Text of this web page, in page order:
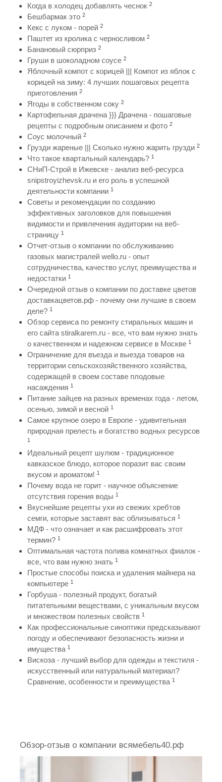
Когда в холодец добавлять чеснок 2
Бешбармак это 2
Кекс с луком - порей 2
Паштет из кролика с черносливом 2
Банановый сюрприз 2
Груши в шоколадном соусе 2
Яблочный компот с корицей ||| Компот из яблок с
корицей на зиму: 4 лучших пошаговых рецепта
приготовления 2
Ягоды в собственном соку 2
Картофельная драчена }}} Драчена - пошаговые
рецепты с подробным описанием и фото 2
Соус молочный 2
Грузди жареные ||| Сколько нужно жарить грузди 2
Что такое квартальный календарь? 1
СНиП-Строй в Ижевске - анализ веб-ресурса
snipstroyizhevsk.ru и его роль в успешной
деятельности компании 1
Советы и рекомендации по созданию
эффективных заголовков для повышения
видимости и привлечения аудитории на веб-
страницу 1
Отчет-отзыв о компании по обслуживанию
газовых магистралей wello.ru - опыт
сотрудничества, качество услуг, преимущества и
недостатки 1
Очередной отзыв о компании по доставке цветов
доставкацветов.рф - почему они лучшие в своем
деле? 1
Обзор сервиса по ремонту стиральных машин и
его сайта stiralkarem.ru - все, что вам нужно знать
о качественном и надежном сервисе в Москве 1
Ограничение для въезда и выезда товаров на
территории сельскохозяйственного хозяйства,
содержащей в своем составе плодовые
насаждения 1
Питание зайцев на разных временах года - летом,
осенью, зимой и весной 1
Самое крупное озеро в Европе - удивительная
природная прелесть и богатство водных ресурсов
1
Идеальный рецепт шулюм - традиционное
кавказское блюдо, которое поразит вас своим
вкусом и ароматом! 1
Почему вода не горит - научное объяснение
отсутствия горения воды 1
Вкуснейшие рецепты ухи из свежих хребтов
семги, которые заставят вас облизываться 1
МДФ - что означает и как расшифровать этот
термин? 1
Оптимальная частота полива комнатных фиалок -
все, что вам нужно знать 1
Простые способы поиска и удаления майнера на
компьютере 1
Горбуша - полезный продукт, богатый
питательными веществами, с уникальным вкусом
и множеством полезных свойств 1
Как профессиональные синоптики предсказывают
погоду и обеспечивают безопасность жизни и
имущества 1
Вискоза - лучший выбор для одежды и текстиля -
искусственный или натуральный материал?
Сравнение, особенности и преимущества 1
Обзор-отзыв о компании всямебель40.рф